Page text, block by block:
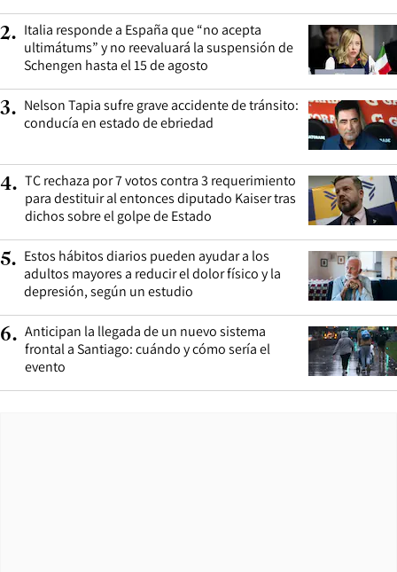
2. Italia responde a España que “no acepta
ultimátums” y no reevaluará la suspensión de
Schengen hasta el 15 de agosto
3. Nelson Tapia sufre grave accidente de tránsito:
conducía en estado de ebriedad
4. TC rechaza por 7 votos contra 3 requerimiento
para destituir al entonces diputado Kaiser tras
dichos sobre el golpe de Estado
5. Estos hábitos diarios pueden ayudar a los
adultos mayores a reducir el dolor físico y la
depresión, según un estudio
6. Anticipan la llegada de un nuevo sistema
frontal a Santiago: cuándo y cómo sería el
evento